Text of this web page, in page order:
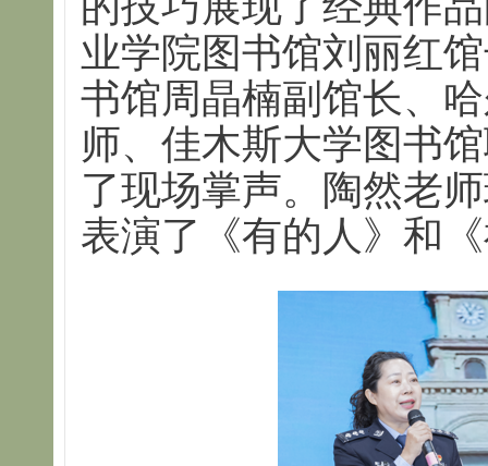
业学院图书馆刘丽红
书馆周晶楠副馆长、
师、佳木斯大学图书
了现场掌声。陶然老
表演了《有的人》和